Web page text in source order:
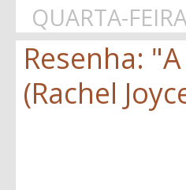
QUARTA-
Resenha:
(Rachel